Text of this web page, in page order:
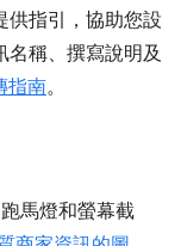
供指引，協助您設
名稱、撰寫說明及
指南。
馬燈和螢幕截